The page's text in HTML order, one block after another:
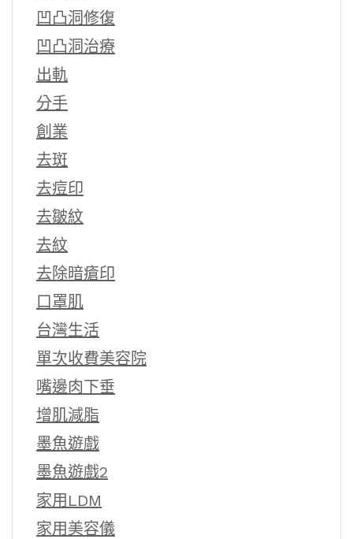
凹凸洞修復
凹凸洞治療
出軌
分手
創業
去斑
去痘印
去皺紋
去紋
去除暗瘡印
口罩肌
台灣生活
單次收費美容院
嘴邊肉下垂
增肌減脂
墨魚遊戲
墨魚遊戲2
家用LDM
家用美容儀